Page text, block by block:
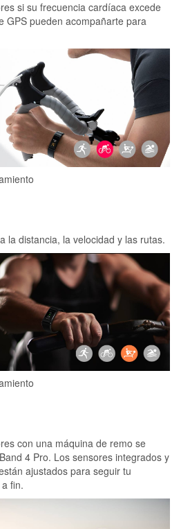
si su frecuencia cardíaca excede
GPS pueden acompañarte para
la distancia, la velocidad y las rutas.
con una máquina de remo se
4 Pro. Los sensores integrados y
ajustados para seguir tu
fin.